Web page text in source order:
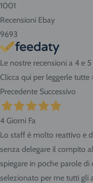
San Giorgio di Nogaro
1001
Recensioni Ebay
9693
Le nostre recensioni a 4 e
Clicca qui per leggerle tutte
Precedente Successivo
4 Giorni Fa
Lo staff è molto reattivo e
senza delegare il compito
spiegare in poche parole
selezionato per me tutti gli